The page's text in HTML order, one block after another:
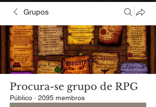
Grupos
Procura-se grupo de RPG
Público · 2095 membros